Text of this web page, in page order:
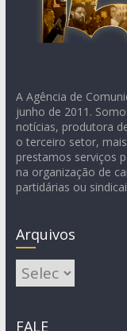
A Agência de
junho de 2011.
notícias, produtora
o terceiro setor,
prestamos serviços
na organização de
partidárias ou
Arquivos
Arquivos
FALE